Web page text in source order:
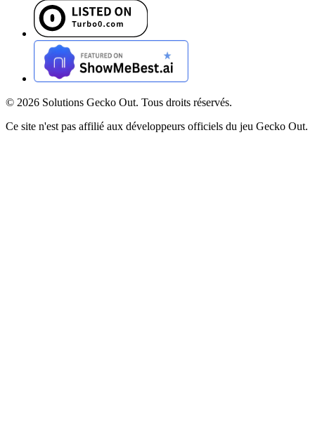
© 2026 Solutions Gecko Out. Tous droits réservés.
Ce site n'est pas affilié aux développeurs officiels du jeu Gecko Out.